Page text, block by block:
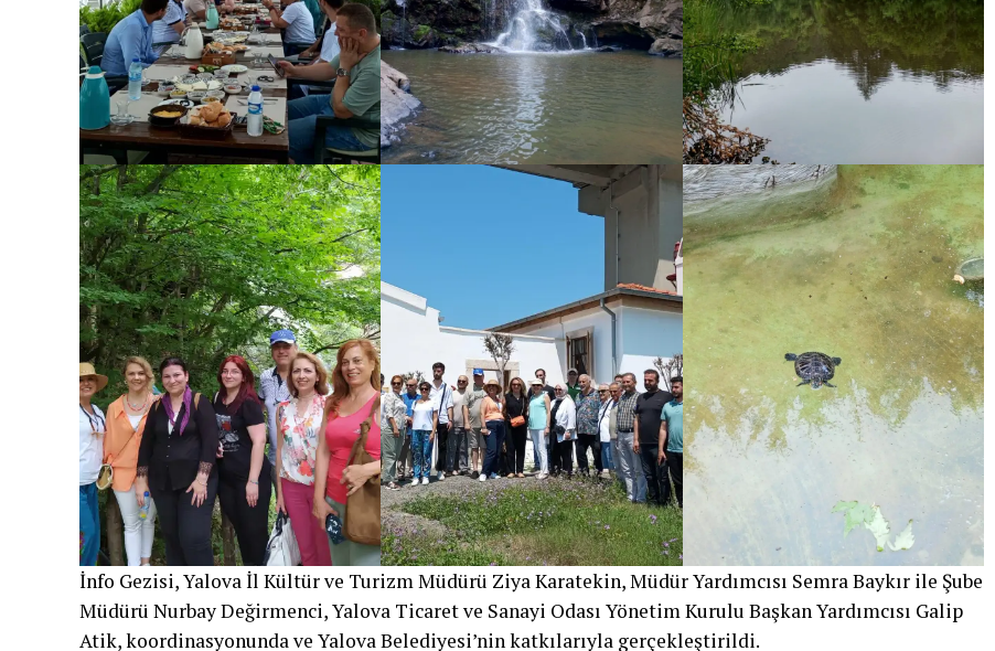
İnfo Gezisi, Yalova İl Kültür ve Turizm Müdürü Ziya Karatekin, Müdür Yardımcısı Semra Baykır ile Şube
Müdürü Nurbay Değirmenci, Yalova Ticaret ve Sanayi Odası Yönetim Kurulu Başkan Yardımcısı Galip
Atik, koordinasyonunda ve Yalova Belediyesi’nin katkılarıyla gerçekleştirildi.